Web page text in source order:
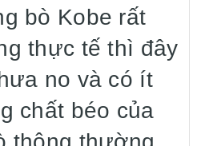
bò Kobe rất
thực tế thì đây
no và có ít
chất béo của